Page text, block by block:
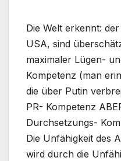
Die Welt erkennt:
USA, sind
maximaler Lügen-
Kompetenz (man
die über Putin
PR- Kompetenz
Durchsetzungs-
Die Unfähigkeit des
wird durch die